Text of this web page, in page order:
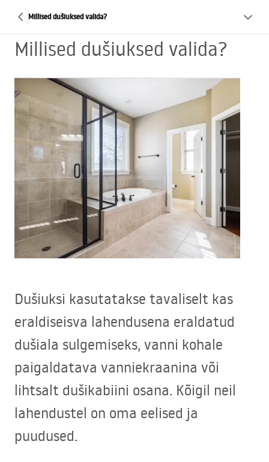
Millised dušiuksed valida?
Millised dušiuksed valida?
Dušiuksi kasutatakse tavaliselt kas
eraldiseisva lahendusena eraldatud
dušiala sulgemiseks, vanni kohale
paigaldatava vanniekraanina või
lihtsalt dušikabiini osana. Kõigil neil
lahendustel on oma eelised ja
puudused.